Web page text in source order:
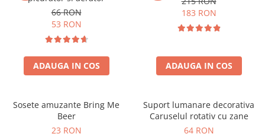
66 RON
53 RON
ADAUGA IN COS
183 RON
ADAUGA IN COS
Sosete amuzante Bring Me
Beer
23 RON
Suport lumanare decorativa
Caruselul rotativ cu zane
64 RON